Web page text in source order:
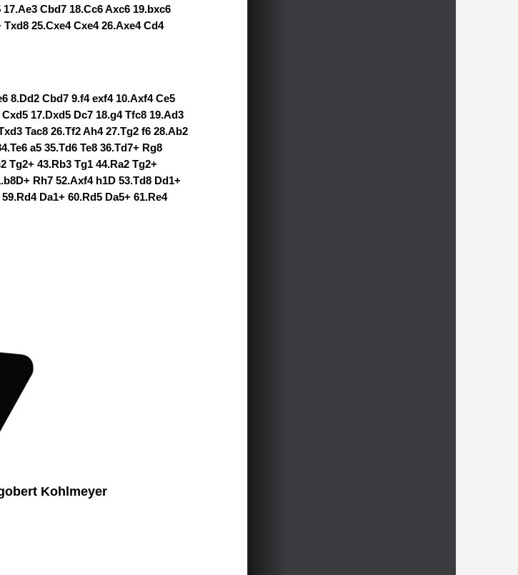
Cbd7 18.Cc6 Axc6 19.bxc6
25.Cxe4 Cxe4 26.Axe4 Cd4
8.Dd2 Cbd7 9.f4 exf4 10.Axf4 Ce5
17.Dxd5 Dc7 18.g4 Tfc8 19.Ad3
Tac8 26.Tf2 Ah4 27.Tg2 f6 28.Ab2
a5 35.Td6 Te8 36.Td7+ Rg8
Tg2+ 43.Rb3 Tg1 44.Ra2 Tg2+
Rh7 52.Axf4 h1D 53.Td8 Dd1+
Da1+ 60.Rd5 Da5+ 61.Re4
Kohlmeyer